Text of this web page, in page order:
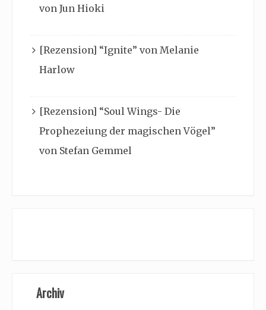
von Jun Hioki
[Rezension] “Ignite” von Melanie
Harlow
[Rezension] “Soul Wings- Die
Prophezeiung der magischen Vögel”
von Stefan Gemmel
Archiv